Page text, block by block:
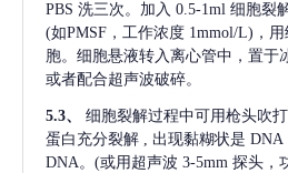
PBS 洗三次。加入 0.5-1ml 细胞裂
(如PMSF，工作浓度 1mmol/L)，
胞。细胞悬液转入离心管中，置于
或者配合超声波破碎。
5.3、
细胞裂解过程中可用枪头吹
蛋白充分裂解 , 出现黏糊状是
DNA。(或用超声波 3-5mm 探头，